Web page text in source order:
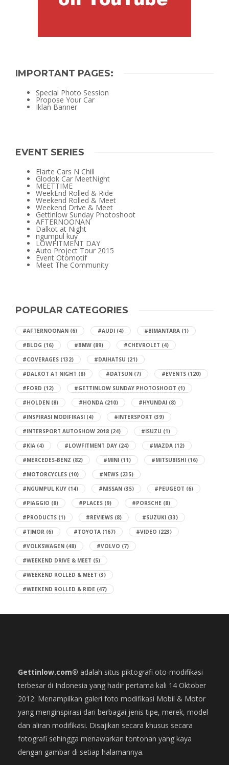
IMPORTANT PAGES:
Special Photo Session
Propose Your Car
Iklan Banner
EVENT SERIES
Elarte Cars N Chill
Glodok Car MeetNight
MEETTIME
WeekEnd Rolled & Ride
Weekend Rolled & Meet
Weekend Drive & Meet
Gettinlow Sunday Photoshoot
AFTERNOONAN
Dalkot at Night
ngumpul kuy
LOWFITMENT DAY
Auto Project Tour 2015
Event Otomotif
Meet The Community
POPULAR CATEGORIES
#AFTERNOONAN (6) #AUDI (4) #BIMANTARA (1)
#BLOG (16) #BMW (89) #CHEVROLET (4)
#COVERAGES (132) #DAIHATSU (21)
#DALKOT AT NIGHT (8) #DATSUN (7) #EVENTS (120)
#FORD (12) #GETTINLOW SUNDAY PHOTOSHOOT (1)
#HOLDEN (8) #HONDA (210) #HYUNDAI (8)
#INSPIRASI MODIFIKASI (4) #INTERSPORT (39)
#INTERSPORT AUTOSHOW 2018 (24) #ISUZU (1)
#KIA (4) #LOWFITMENT DAY (24) #MAZDA (12)
#MERCEDES-BENZ (82) #MINI (11) #MITSUBISHI (16)
#MOTORCYCLES (10) #NEWS (235)
#NGUMPUL KUY (14) #NISSAN (35) #PEUGEOT (6)
#PIAGGIO (8) #PLACES (9) #PORSCHE (8)
#PRODUCTS (1) #REVIEWS (8) #SUZUKI (33)
#TIMOR (6) #TOYOTA (167) #VIDEO (223)
#VOLKSWAGEN (48) #VOLVO (7)
#WEEKEND DRIVE & MEET (5)
#WEEKEND ROLLED & MEET (3)
#WEEKEND ROLLED & RIDE (47)
Gettinlow.com® adalah situs piktografi oto-modifikasi
terbesar di Indonesia yang hadir pertama kali 14 Oktober
2012. Menampilkan galeri foto modifikasi Mobil & Motor
yang menginspirasi dari berbagai jenis tipe, merek, model
dan aliran modifikasi. Disajikan secara khusus secara
fotografi sehingga menawarkan tontonan yang kaya
dengan gambar di setiap halamannya.